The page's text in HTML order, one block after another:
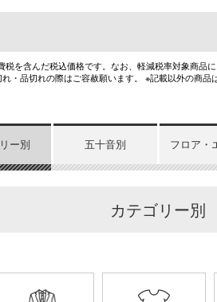
を含んだ税込価格です。なお、軽減税率対象商
・品切れの際はご容赦願います。 ※記載以外の商品
ー別 五十音別 フロア・
カテゴリー別